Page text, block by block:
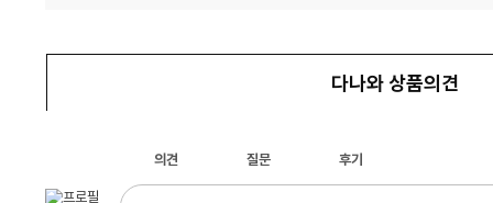
다나와 상품의견
의견 질문 후기